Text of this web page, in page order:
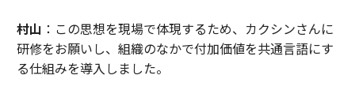
村山 ：この思想を現場で体現するため、カクシンさんに
研修をお願いし、組織のなかで付加価値を共通言語にす
る仕組みを導入しました。